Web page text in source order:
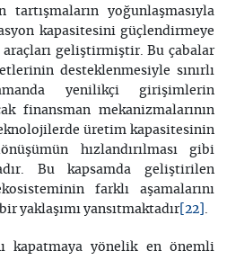
tartışmaların yoğunlaşmasıyla
kapasitesini güçlendirmeye
geliştirmiştir. Bu çabalar
desteklenmesiyle sınırlı
yenilikçi girişimlerin
finansman mekanizmalarının
üretim kapasitesinin
hızlandırılması gibi
Bu kapsamda geliştirilen
farklı aşamalarını
yaklaşımı yansıtmaktadır[22]
kapatmaya yönelik en önemli